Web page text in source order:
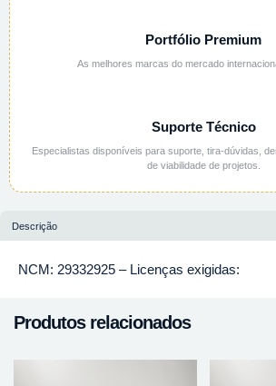
Portfólio Premium
As melhores marcas do mercado
Suporte Técnico
Especialistas disponíveis para suporte, tira-dúvidas,
de viabilidade de projetos.
Descrição
NCM: 29332925 – Licenças exigidas:
Produtos relacionados